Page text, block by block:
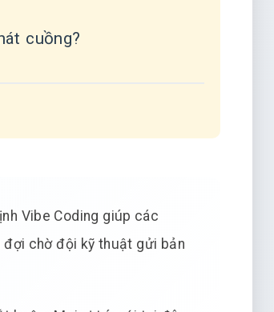
cuồng?
Vibe Coding giúp các
đợi chờ đội kỹ thuật gửi bản